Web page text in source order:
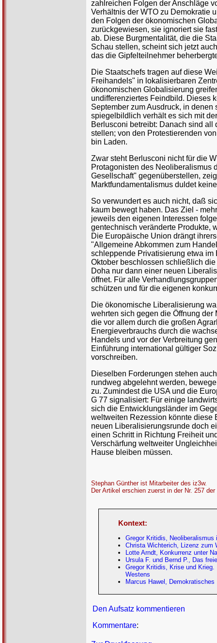
zahlreichen Folgen der Anschläge
Verhältnis der WTO zu Demokratie
den Folgen der ökonomischen
zurückgewiesen, sie ignoriert sie
ab. Diese Burgmentalität, die die
Schau stellen, scheint sich jetzt
das die Gipfelteilnehmer
Die Staatschefs tragen auf diese
Freihandels" in lokalisierbaren
ökonomischen Globalisierung
undifferenziertes Feindbild. Dieses
September zum Ausdruck, in
spiegelbildlich verhält es sich mit
Berlusconi betreibt: Danach sind
stellen; von den Protestierenden
bin Laden.
Zwar steht Berlusconi nicht für die
Protagonisten des Neoliberalismus
Gesellschaft" gegenüberstellen,
Marktfundamentalismus duldet
So verwundert es auch nicht, daß
kaum bewegt haben. Das Ziel -
jeweils den eigenen Interessen
gentechnisch veränderte Produkte,
Die Europäische Union drängt
"Allgemeine Abkommen zum
schleppende Privatisierung etwa im
Oktober beschlossen schließlich
Doha nur dann einer neuen
öffnet. Für alle
schützen und für die eigenen
Die ökonomische Liberalisierung
wehrten sich gegen die Öffnung
die vor allem durch die großen
Energieverbrauchs durch die
Handels und vor der Verbreitung
Einführung international gültiger
vorschreiben.
Dieselben Forderungen stehen
rundweg abgelehnt werden,
zu. Zumindest die USA und die
G 77 signalisiert: Für einige
sich die Entwicklungsländer im
weltweiten Rezession könnte diese
neuen Liberalisierungsrunde doch
einen Schritt in Richtung Freiheit
Verschärfung weltweiter
Hause bleiben müssen.
Stephan Günther ist Mitarbeiter des iz3w.
Der Artikel erschien zuerst in der Nr. 257 der
Kontext:
Gregor Kritidis,
Christa Wichterich, Lizenz zum
Lotte Arndt, Konkurrenz unter
Ursula F. und Bernd P., Das
Gregor Kritidis, Krise und
Westens
Marcus Hawel,
Den Aufsatz kommentieren
Kommentare: